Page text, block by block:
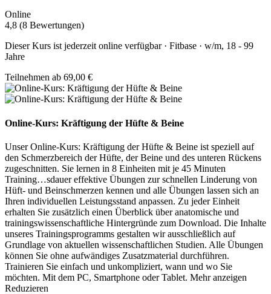
Online
4,8 (8 Bewertungen)
Dieser Kurs ist jederzeit online verfügbar · Fitbase · w/m, 18 - 99
Jahre
Teilnehmen ab 69,00 €
Online-Kurs: Kräftigung der Hüfte & Beine
Unser Online-Kurs: Kräftigung der Hüfte & Beine ist speziell auf
den Schmerzbereich der Hüfte, der Beine und des unteren Rückens
zugeschnitten. Sie lernen in 8 Einheiten mit je 45 Minuten
Training…sdauer effektive Übungen zur schnellen Linderung von
Hüft- und Beinschmerzen kennen und alle Übungen lassen sich an
Ihren individuellen Leistungsstand anpassen. Zu jeder Einheit
erhalten Sie zusätzlich einen Überblick über anatomische und
trainingswissenschaftliche Hintergründe zum Download. Die Inhalte
unseres Trainingsprogramms gestalten wir ausschließlich auf
Grundlage von aktuellen wissenschaftlichen Studien. Alle Übungen
können Sie ohne aufwändiges Zusatzmaterial durchführen.
Trainieren Sie einfach und unkompliziert, wann und wo Sie
möchten. Mit dem PC, Smartphone oder Tablet. Mehr anzeigen
Reduzieren